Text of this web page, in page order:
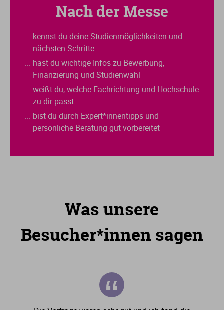
Nach der Messe
... kennst du deine Studienmöglichkeiten und
nächsten Schritte
... hast du wichtige Infos zu Bewerbung,
Finanzierung und Studienwahl
... weißt du, welche Fachrichtung und Hochschule
zu dir passt
... bist du durch Expert*innentipps und
persönliche Beratung gut vorbereitet
Was unsere
Besucher*innen sagen
“